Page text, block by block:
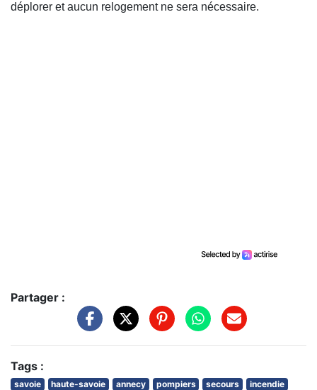
déplorer et aucun relogement ne sera nécessaire.
Partager :
Tags :
savoie haute-savoie annecy pompiers secours
incendie